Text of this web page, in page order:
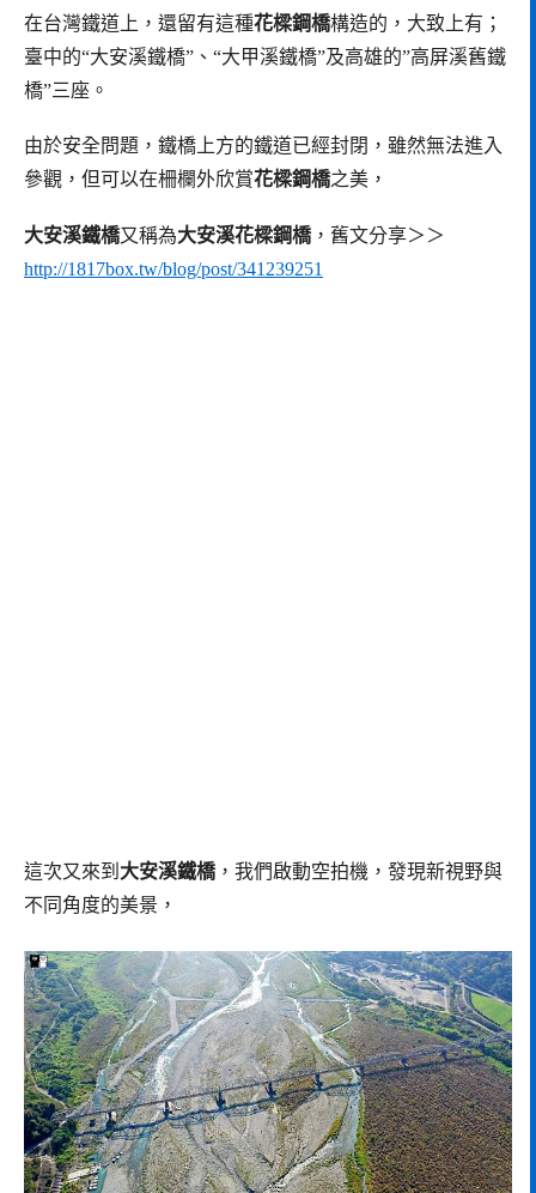
在台灣鐵道上，還留有這種花樑鋼橋構造的，大致上有；
臺中的“大安溪鐵橋”、“大甲溪鐵橋”及高雄的”高屏溪舊鐵
橋”三座。
由於安全問題，鐵橋上方的鐵道已經封閉，雖然無法進入
參觀，但可以在柵欄外欣賞花樑鋼橋之美，
大安溪鐵橋又稱為大安溪花樑鋼橋，舊文分享＞＞
http://1817box.tw/blog/post/341239251
這次又來到 大安溪鐵橋，我們啟動空拍機，發現新視野與
不同角度的美景，